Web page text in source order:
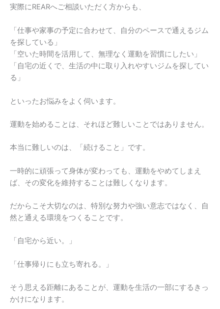
実際にREARへご相談いただく方からも、
「仕事や家事の予定に合わせて、自分のペースで通えるジム
を探している」
「空いた時間を活用して、無理なく運動を習慣にしたい」
「自宅の近くで、生活の中に取り入れやすいジムを探してい
る」
といったお悩みをよく伺います。
運動を始めることは、それほど難しいことではありません。
本当に難しいのは、「続けること」です。
一時的に頑張って身体が変わっても、運動をやめてしまえ
ば、その変化を維持することは難しくなります。
だからこそ大切なのは、特別な努力や強い意志ではなく、自
然と通える環境をつくることです。
「自宅から近い。」
「仕事帰りにも立ち寄れる。」
そう思える距離にあることが、運動を生活の一部にするきっ
かけになります。